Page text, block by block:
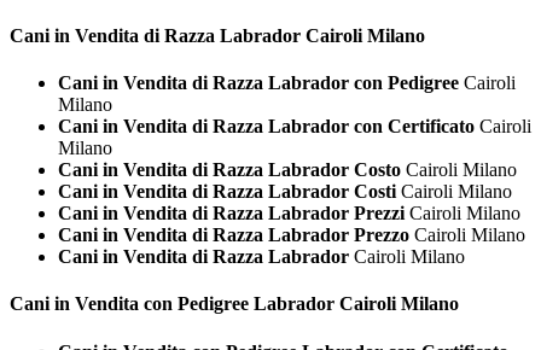
Cani in Vendita di Razza Labrador Cairoli Milano
Cani in Vendita di Razza Labrador con Pedigree Cairoli
Milano
Cani in Vendita di Razza Labrador con Certificato Cairoli
Milano
Cani in Vendita di Razza Labrador Costo Cairoli Milano
Cani in Vendita di Razza Labrador Costi Cairoli Milano
Cani in Vendita di Razza Labrador Prezzi Cairoli Milano
Cani in Vendita di Razza Labrador Prezzo Cairoli Milano
Cani in Vendita di Razza Labrador Cairoli Milano
Cani in Vendita con Pedigree Labrador Cairoli Milano